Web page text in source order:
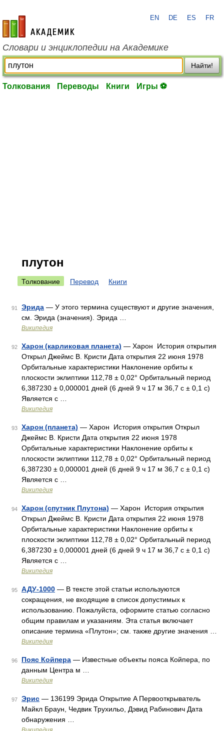
academic.ru
EN DE ES FR
Словари и энциклопедии на Академике
Найти!
Толкования Переводы Книги Игры ⚽
плутон
Толкование Перевод Книги
91 Эрида — У этого термина существуют и другие значения,
см. Эрида (значения). Эрида …
Википедия
92 Харон (карликовая планета) — Харон История открытия
Открыл Джеймс В. Кристи Дата открытия 22 июня 1978
Орбитальные характеристики Наклонение орбиты к
плоскости эклиптики 112,78 ± 0,02° Орбитальный период
6,387230 ± 0,000001 дней (6 дней 9 ч 17 м 36,7 с ± 0,1 с)
Является с …
Википедия
93 Харон (планета) — Харон История открытия Открыл
Джеймс В. Кристи Дата открытия 22 июня 1978
Орбитальные характеристики Наклонение орбиты к
плоскости эклиптики 112,78 ± 0,02° Орбитальный период
6,387230 ± 0,000001 дней (6 дней 9 ч 17 м 36,7 с ± 0,1 с)
Является с …
Википедия
94 Харон (спутник Плутона) — Харон История открытия
Открыл Джеймс В. Кристи Дата открытия 22 июня 1978
Орбитальные характеристики Наклонение орбиты к
плоскости эклиптики 112,78 ± 0,02° Орбитальный период
6,387230 ± 0,000001 дней (6 дней 9 ч 17 м 36,7 с ± 0,1 с)
Является с …
Википедия
95 АДУ-1000 — В тексте этой статьи используются
сокращения, не входящие в список допустимых к
использованию. Пожалуйста, оформите статью согласно
общим правилам и указаниям. Эта статья включает
описание термина «Плутон»; см. также другие значения …
Википедия
96 Пояс Койпера — Известные объекты пояса Койпера, по
данным Центра м …
Википедия
97 Эрис — 136199 Эрида Открытие A Первооткрыватель
Майкл Браун, Чедвик Трухильо, Дэвид Рабинович Дата
обнаружения …